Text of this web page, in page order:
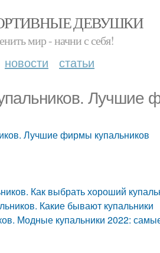
ДЕВУШКИ
мир - начни с себя!
новости статьи
Лучшие
Лучшие фирмы купальников
Как выбрать хороший
Какие бывают купальники
Модные купальники 2022: